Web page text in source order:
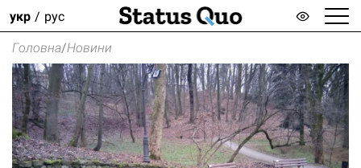
укр рус
Головна/Новини